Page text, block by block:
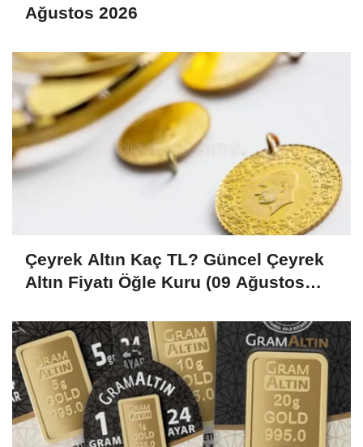
Ağustos 2026
Çeyrek Altın Kaç TL? Güncel Çeyrek
Altın Fiyatı Öğle Kuru (09 Ağustos